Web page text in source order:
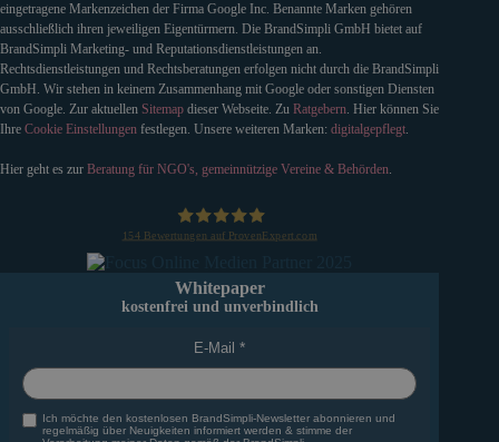
eingetragene Markenzeichen der Firma Google Inc. Benannte Marken gehören
ausschließlich ihren jeweiligen Eigentürmern. Die BrandSimpli GmbH bietet auf
BrandSimpli Marketing- und Reputationsdienstleistungen an.
Rechtsdienstleistungen und Rechtsberatungen erfolgen nicht durch die BrandSimpli
GmbH. Wir stehen in keinem Zusammenhang mit Google oder sonstigen Diensten
von Google. Zur aktuellen Sitemap dieser Webseite. Zu Ratgebern. Hier können Sie
Ihre Cookie Einstellungen festlegen. Unsere weiteren Marken: digitalgepflegt.
Hier geht es zur Beratung für NGO's, gemeinnützige Vereine & Behörden.
154 Bewertungen auf ProvenExpert.com
Whitepaper
kostenfrei und unverbindlich
E-Mail
Ich möchte den kostenlosen BrandSimpli-Newsletter abonnieren und
regelmäßig über Neuigkeiten informiert werden & stimme der